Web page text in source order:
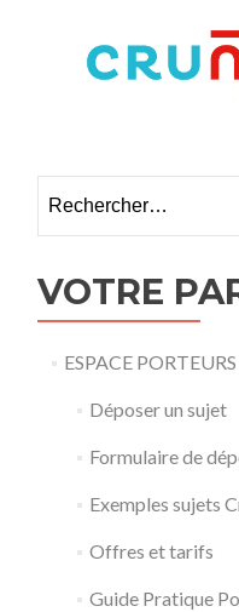
VOTRE
ESPACE
Déposer un sujet
Formulaire de
Exemples sujets
Offres et tarifs
Guide Pratique